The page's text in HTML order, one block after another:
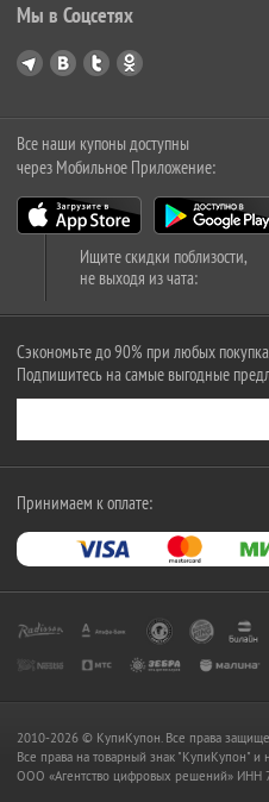
Мы в Соцсетях
Все наши купоны доступны
через Мобильное Приложение:
Ищите скидки поблизости,
не выходя из чата:
Сэкономьте до 90% при любых
Подпишитесь на самые выгодные
Принимаем к оплате:
2010-2026 © КупиКупон. Все права
Все права на товарный знак "КупиКупон"
OOO «Агентство цифровых решений»